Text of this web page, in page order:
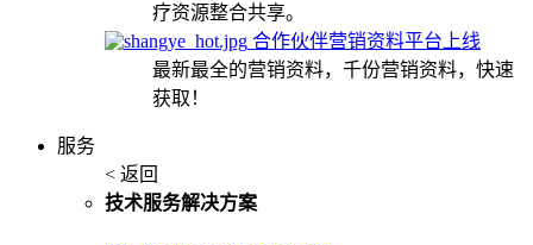
疗资源整合共享。
合作伙伴营销资料平台上线
最新最全的营销资料，千份营销资料，快速
获取！
服务
< 返回
技术服务解决方案